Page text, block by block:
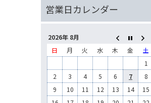
2026年 8月
日
月 火 水 木 金
土
1
2
3 4 5 6 7
8
9
10 11 12 13 14
15